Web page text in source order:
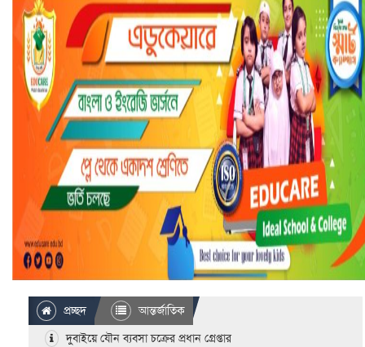
প্রচ্ছদ
আন্তর্জাতিক
দুবাইয়ে যৌন ব্যবসা চক্রের প্রধান গ্রেপ্তার